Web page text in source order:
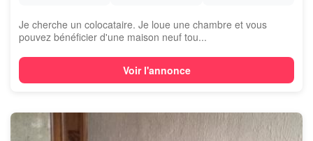
Je cherche un colocataire. Je loue une chambre et vous
pouvez bénéficier d'une maison neuf tou...
Voir l'annonce